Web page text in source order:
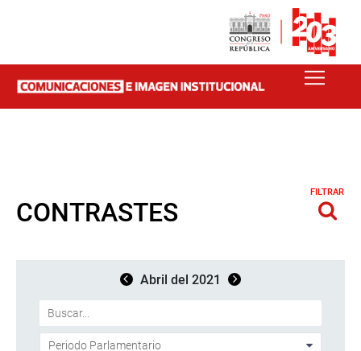
CONTRASTES
FILTRAR
Abril del 2021